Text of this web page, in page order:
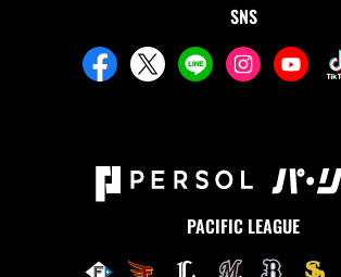
SNS
PACIFIC LEAGUE